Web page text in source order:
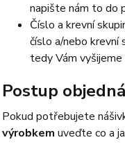
napište nám to do
Číslo a krevní
číslo a/nebo krevní
tedy Vám
Postup
Pokud potřebujete
výrobkem uveďte co a